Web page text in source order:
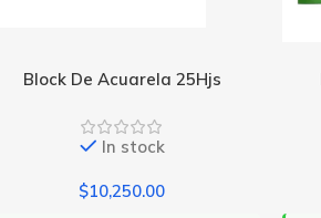
Block Dibujo N 5 Madera
In stock
$2,500.00